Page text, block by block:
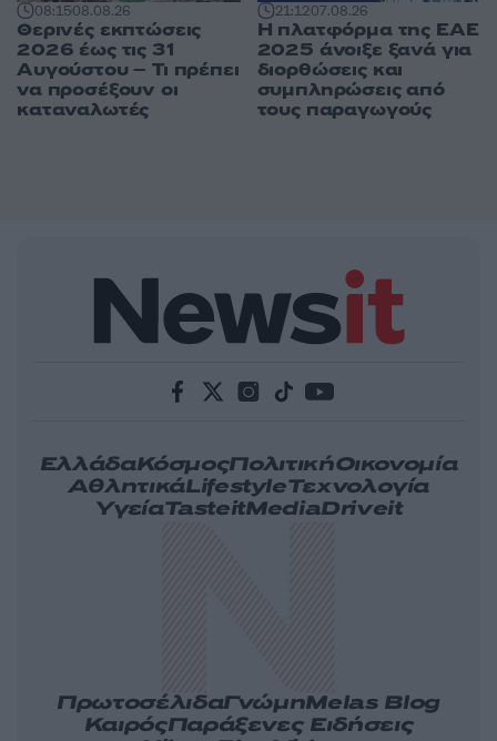
08:1508.08.26
Θερινές εκπτώσεις
2026 έως τις 31
Αυγούστου – Τι πρέπει
να προσέξουν οι
καταναλωτές
21:1207.08.26
Η πλατφόρμα της ΕΑΕ
2025 άνοιξε ξανά για
διορθώσεις και
συμπληρώσεις από
τους παραγωγούς
ΕλλάδαΚόσμοςΠολιτικήΟικονομία
ΑθλητικάLifestyleΤεχνολογία
ΥγείαTasteitMediaDriveit
ΠρωτοσέλιδαΓνώμηMelas Blog
ΚαιρόςΠαράξενες Ειδήσεις